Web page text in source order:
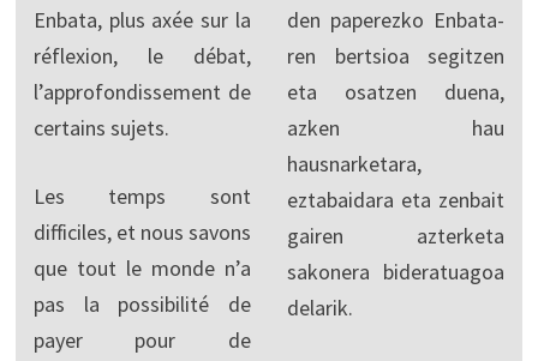
Enbata, plus axée sur la
réflexion, le débat,
l’approfondissement de
certains sujets.
Les temps sont
difficiles, et nous savons
que tout le monde n’a
pas la possibilité de
payer pour de
den paperezko Enbata-
ren bertsioa segitzen
eta osatzen duena,
azken hau
hausnarketara,
eztabaidara eta zenbait
gairen azterketa
sakonera bideratuagoa
delarik.